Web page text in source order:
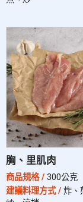
胸、里肌肉
商品規格 / 300公克
建議料理方式 / 炸、